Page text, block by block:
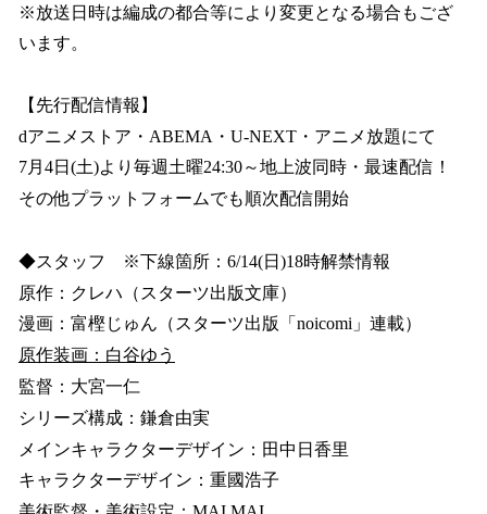
※放送日時は編成の都合等により変更となる場合もござ
います。
【先行配信情報】
dアニメストア・ABEMA・U-NEXT・アニメ放題にて
7月4日(土)より毎週土曜24:30～地上波同時・最速配信！
その他プラットフォームでも順次配信開始
◆スタッフ ※下線箇所：6/14(日)18時解禁情報
原作：クレハ（スターツ出版文庫）
漫画：富樫じゅん（スターツ出版「noicomi」連載）
原作装画：白谷ゆう
監督：大宮一仁
シリーズ構成：鎌倉由実
メインキャラクターデザイン：田中日香里
キャラクターデザイン：重國浩子